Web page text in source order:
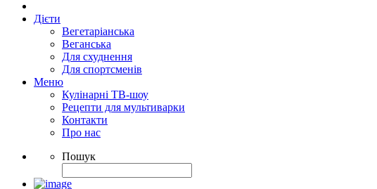
Дієти
Вегетаріанська
Веганська
Для схуднення
Для спортсменів
Меню
Кулінарні ТВ-шоу
Рецепти для мультиварки
Контакти
Про нас
Пошук